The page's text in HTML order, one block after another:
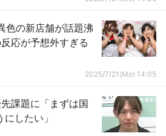
色の新店舗が話題沸
応が予想外すぎる
2025/7/21(Mo) 14:05
課題に「まずは国
したい」